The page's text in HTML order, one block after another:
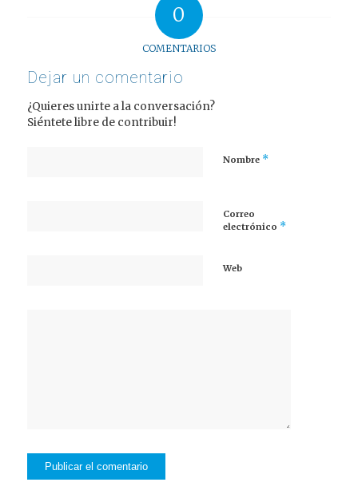
0
COMENTARIOS
Dejar un comentario
¿Quieres unirte a la conversación?
Siéntete libre de contribuir!
Nombre *
Correo
electrónico *
Web